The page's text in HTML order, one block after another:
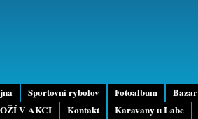
Sportovní rybolov Fotoalbum Bazar
V AKCI Kontakt Karavany u Labe